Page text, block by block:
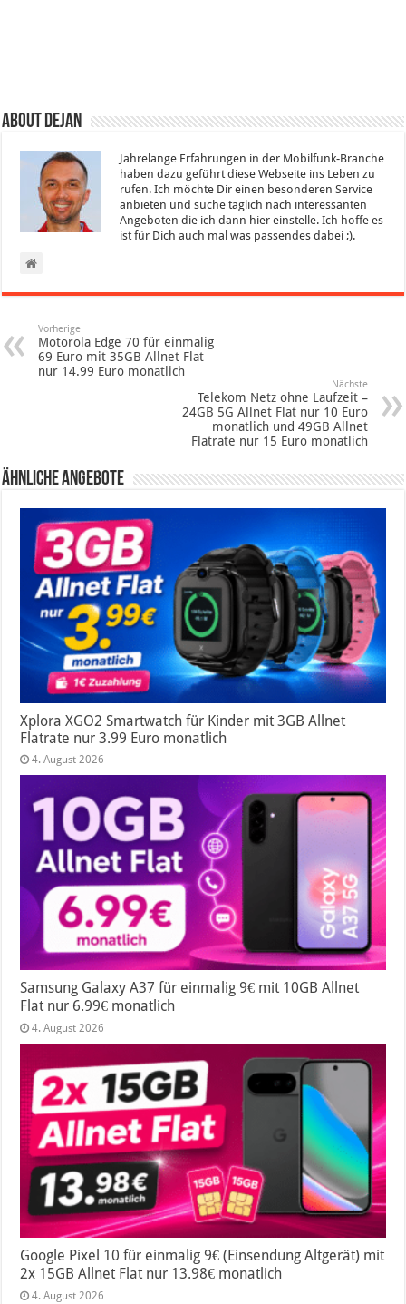
About Dejan
Jahrelange Erfahrungen in der Mobilfunk-Branche
haben dazu geführt diese Webseite ins Leben zu
rufen. Ich möchte Dir einen besonderen Service
anbieten und suche täglich nach interessanten
Angeboten die ich dann hier einstelle. Ich hoffe es
ist für Dich auch mal was passendes dabei ;).
Vorherige
Motorola Edge 70 für einmalig
69 Euro mit 35GB Allnet Flat
nur 14.99 Euro monatlich
Nächste
Telekom Netz ohne Laufzeit –
24GB 5G Allnet Flat nur 10 Euro
monatlich und 49GB Allnet
Flatrate nur 15 Euro monatlich
Ähnliche Angebote
Xplora XGO2 Smartwatch für Kinder mit 3GB Allnet
Flatrate nur 3.99 Euro monatlich
4. August 2026
Samsung Galaxy A37 für einmalig 9€ mit 10GB Allnet
Flat nur 6.99€ monatlich
4. August 2026
Google Pixel 10 für einmalig 9€ (Einsendung Altgerät) mit
2x 15GB Allnet Flat nur 13.98€ monatlich
4. August 2026